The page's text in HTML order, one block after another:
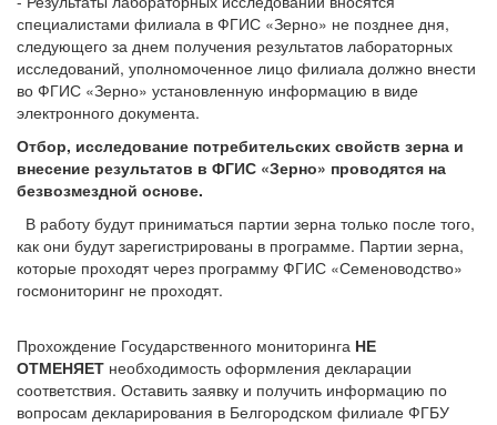
специалистами филиала в ФГИС «Зерно» не позднее дня,
следующего за днем получения результатов лабораторных
исследований, уполномоченное лицо филиала должно внести
во ФГИС «Зерно» установленную информацию в виде
электронного документа.
Отбор, исследование потребительских свойств зерна и
внесение результатов в ФГИС «Зерно» проводятся на
безвозмездной основе.
В работу будут приниматься партии зерна только после того,
как они будут зарегистрированы в программе. Партии зерна,
которые проходят через программу ФГИС «Семеноводство»
госмониторинг не проходят.
Прохождение Государственного мониторинга НЕ
ОТМЕНЯЕТ необходимость оформления декларации
соответствия. Оставить заявку и получить информацию по
вопросам декларирования в Белгородском филиале ФГБУ